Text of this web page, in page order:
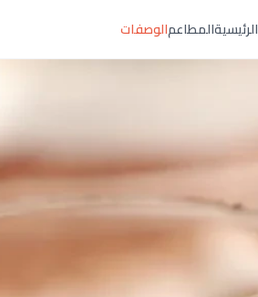
الرئيسيةالمطاعمالوصفات